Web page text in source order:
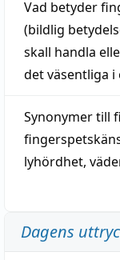
Vad betyder
(bildlig
skall handla
det väsentliga i
Synonymer till
lyhördhet,
Dagens